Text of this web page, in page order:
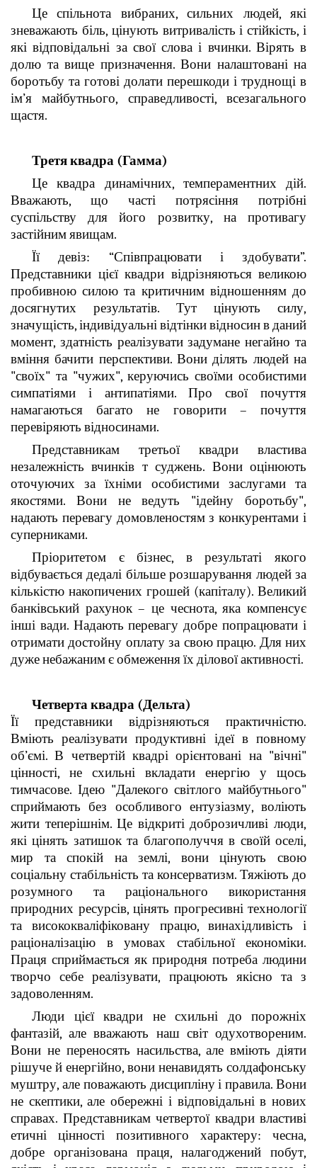
Це спільнота вибраних, сильних людей, які
зневажають біль, цінують витривалість і стійкість, і
які відповідальні за свої слова і вчинки. Вірять в
долю та вище призначення. Вони налаштовані на
боротьбу та готові долати перешкоди і труднощі в
ім’я майбутнього, справедливості, всезагального
щастя.
Третя квадра (Гамма)
Це квадра динамічних, темпераментних дій.
Вважають, що часті потрясіння потрібні
суспільству для його розвитку, на противагу
застійним явищам.
Її девіз: “Співпрацювати і здобувати”.
Представники цієї квадри відрізняються великою
пробивною силою та критичним відношенням до
досягнутих результатів. Тут цінують силу,
значущість, індивідуальні відтінки відносин в даний
момент, здатність реалізувати задумане негайно та
вміння бачити перспективи. Вони ділять людей на
"своїх" та "чужих", керуючись своїми особистими
симпатіями і антипатіями. Про свої почуття
намагаються багато не говорити – почуття
перевіряють відносинами.
Представникам третьої квадри властива
незалежність вчинків т суджень. Вони оцінюють
оточуючих за їхніми особистими заслугами та
якостями. Вони не ведуть "ідейну боротьбу",
надають перевагу домовленостям з конкурентами і
суперниками.
Пріоритетом є бізнес, в результаті якого
відбувається дедалі більше розшарування людей за
кількістю накопичених грошей (капіталу). Великий
банківський рахунок – це чеснота, яка компенсує
інші вади. Надають перевагу добре попрацювати і
отримати достойну оплату за свою працю. Для них
дуже небажаним є обмеження їх ділової активності.
Четверта квадра (Дельта)
Її представники відрізняються практичністю.
Вміють реалізувати продуктивні ідеї в повному
об’ємі. В четвертій квадрі орієнтовані на "вічні"
цінності, не схильні вкладати енергію у щось
тимчасове. Ідею "Далекого світлого майбутнього"
сприймають без особливого ентузіазму, воліють
жити теперішнім. Це відкриті доброзичливі люди,
які цінять затишок та благополуччя в своїй оселі,
мир та спокій на землі, вони цінують свою
соціальну стабільність та консерватизм. Тяжіють до
розумного та раціонального використання
природних ресурсів, цінять прогресивні технології
та висококваліфіковану працю, винахідливість і
раціоналізацію в умовах стабільної економіки.
Праця сприймається як природня потреба людини
творчо себе реалізувати, працюють якісно та з
задоволенням.
Люди цієї квадри не схильні до порожніх
фантазій, але вважають наш світ одухотвореним.
Вони не переносять насильства, але вміють діяти
рішуче й енергійно, вони ненавидять солдафонську
муштру, але поважають дисципліну і правила. Вони
не скептики, але обережні і відповідальні в нових
справах. Представникам четвертої квадри властиві
етичні цінності позитивного характеру: чесна,
добре організована праця, налагоджений побут,